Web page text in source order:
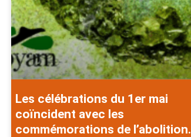
Les célébrations du 1er mai
coïncident avec les
commémorations de l’abolition.